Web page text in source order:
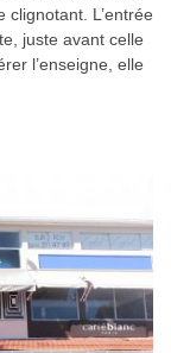
L’entrée
juste avant celle
l’enseigne, elle